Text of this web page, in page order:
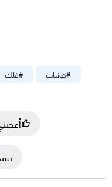
#فلك #كونيات